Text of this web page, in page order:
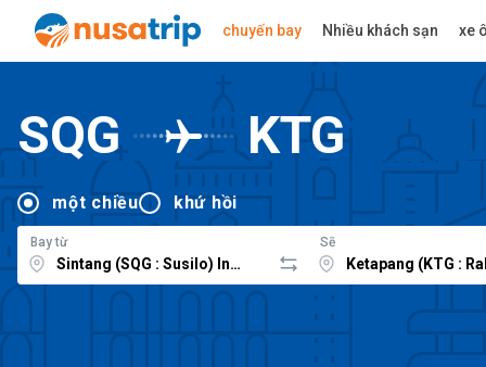
chuyến bay Nhiều khách sạn xe
SQG KTG
một chiều khứ hồi
Bay từ Sẽ